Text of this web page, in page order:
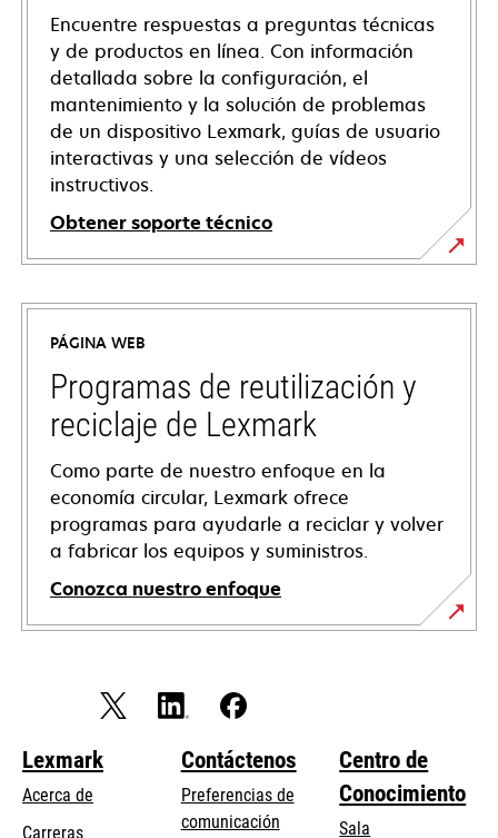
Encuentre respuestas a preguntas técnicas
y de productos en línea. Con información
detallada sobre la configuración, el
mantenimiento y la solución de problemas
de un dispositivo Lexmark, guías de usuario
interactivas y una selección de vídeos
instructivos.
Obtener soporte técnico
se
abre
una
pestaña
nueva
PÁGINA WEB
Programas de reutilización y
reciclaje de Lexmark
Como parte de nuestro enfoque en la
economía circular, Lexmark ofrece
programas para ayudarle a reciclar y volver
a fabricar los equipos y suministros.
Conozca nuestro enfoque
Lexmark
Acerca de
Carreras
Contáctenos
Preferencias de
comunicación
Centro de
Conocimiento
Sala